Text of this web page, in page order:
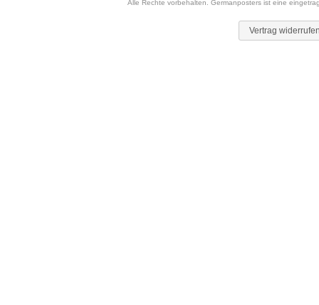
Alle Rechte vorbehalten. Germanposters ist eine
Vertrag